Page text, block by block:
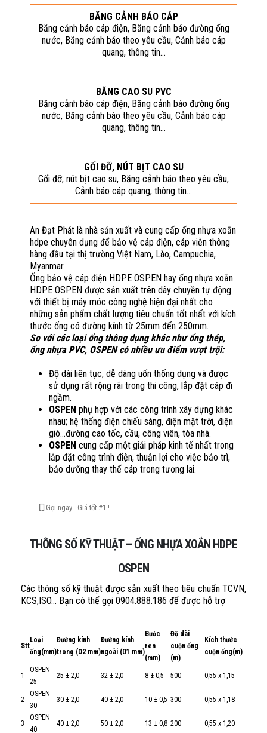
BĂNG CẢNH BÁO CÁP
Băng cảnh báo cáp điện, Băng cảnh báo đường ống
nước, Băng cảnh báo theo yêu cầu, Cảnh báo cáp
quang, thông tin…
BĂNG CAO SU PVC
Băng cảnh báo cáp điện, Băng cảnh báo đường ống
nước, Băng cảnh báo theo yêu cầu, Cảnh báo cáp
quang, thông tin…
GỐI ĐỠ, NÚT BỊT CAO SU
Gối đỡ, nút bịt cao su, Băng cảnh báo theo yêu cầu,
Cảnh báo cáp quang, thông tin…
An Đạt Phát là nhà sản xuất và cung cấp ống nhựa xoắn
hdpe chuyên dụng để bảo vệ cáp điện, cáp viễn thông
hàng đầu tại thị trường Việt Nam, Lào, Campuchia,
Myanmar.
Ống bảo vệ cáp điện HDPE OSPEN hay ống nhựa xoắn
HDPE OSPEN được sản xuất trên dây chuyền tự động
với thiết bị máy móc công nghệ hiện đại nhất cho
những sản phẩm chất lượng tiêu chuẩn tốt nhất với kích
thước ống có đường kính từ 25mm đến 250mm.
So với các loại ống thông dụng khác như ống thép,
ống nhựa PVC, OSPEN có nhiều ưu điểm vượt trội:
Độ dài liên tục, dễ dàng uốn thống dụng và được
sử dụng rất rộng rãi trong thi công, lắp đặt cáp đi
ngầm.
OSPEN phụ hợp với các công trình xây dựng khác
nhau; hệ thống điện chiếu sáng, điện mặt trời, điện
gió…đường cao tốc, cầu, công viên, tòa nhà.
OSPEN cung cấp một giải pháp kinh tế nhất trong
lắp đặt công trình điện, thuận lợi cho việc bảo trì,
bảo dưỡng thay thế cáp trong tương lai.
Gọi ngay - Giá tốt #1 !
THÔNG SỐ KỸ THUẬT – ỐNG NHỰA XOẮN HDPE
OSPEN
Các thông số kỹ thuật được sản xuất theo tiêu chuẩn TCVN,
KCS,ISO… Bạn có thể gọi 0904.888.186 để được hỗ trợ
Stt
Loại
ống(mm)
Đường kính
trong (D2 mm)
Đường kính
ngoài (D1 mm)
Bước
ren
(mm)
Độ dài
cuộn ống
(m)
Kích thước
cuộn ống(m)
1
OSPEN
25
25 ± 2,0 32 ± 2,0 8 ± 0,5 500 0,55 x 1,15
2
OSPEN
30
30 ± 2,0 40 ± 2,0 10 ± 0,5 300 0,55 x 1,18
3
OSPEN
40
40 ± 2,0 50 ± 2,0 13 ± 0,8 200 0,55 x 1,20